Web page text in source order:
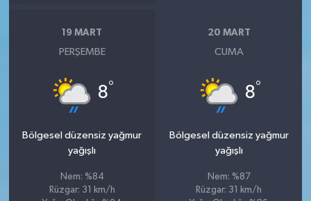
19 MART
PERŞEMBE
8°
Bölgesel düzensiz yağmur
yağışlı
Nem: %84
Rüzgar: 31 km/h
20 MART
CUMA
8°
Bölgesel düzensiz yağmur
yağışlı
Nem: %87
Rüzgar: 31 km/h